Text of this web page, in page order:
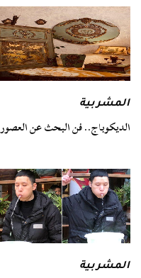
المشربية
الديكوباج.. فن البحث عن العصور
المشربية